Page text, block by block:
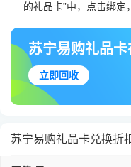
的礼品卡”中，点击绑定
苏宁易购礼品
立即回收
苏宁易购礼品卡兑换折